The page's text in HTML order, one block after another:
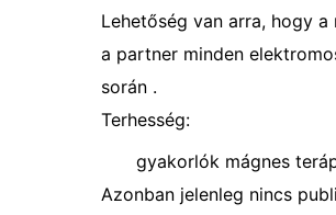
Lehetőség van arra, hogy
a partner minden
során .
Terhesség:
gyakorlók mágnes
Azonban jelenleg nincs